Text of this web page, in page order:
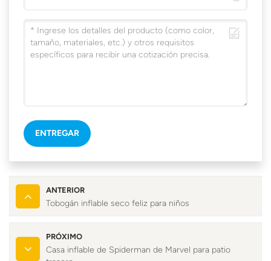
ENTREGAR
ANTERIOR
Tobogán inflable seco feliz para niños
PRÓXIMO
Casa inflable de Spiderman de Marvel para patio